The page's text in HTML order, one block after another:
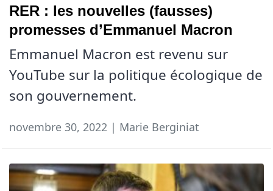
RER : les nouvelles (fausses)
promesses d’Emmanuel Macron
Emmanuel Macron est revenu sur
YouTube sur la politique écologique de
son gouvernement.
novembre 30, 2022 | Marie Berginiat